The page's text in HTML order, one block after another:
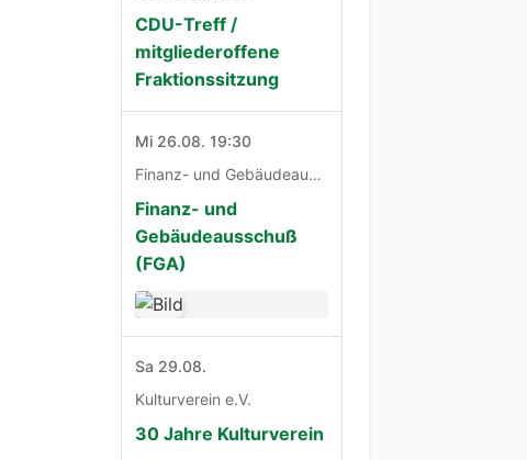
CDU-Treff /
mitgliederoffene
Fraktionssitzung
Mi 26.08. 19:30
Finanz- und Gebäudeausschuß
Finanz- und
Gebäudeausschuß
(FGA)
Sa 29.08.
Kulturverein e.V.
30 Jahre Kulturverein